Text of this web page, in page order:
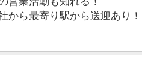
から最寄り駅から送迎あり！